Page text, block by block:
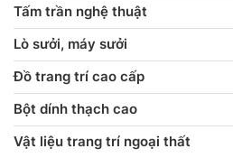
Tấm trần nghệ thuật
Lò sưởi, máy sưởi
Đồ trang trí cao cấp
Bột dính thạch cao
Vật liệu trang trí ngoại thất